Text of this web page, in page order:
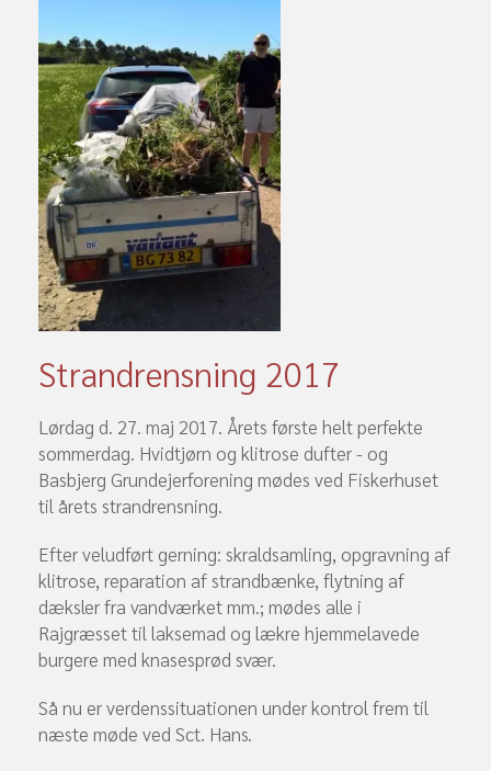
Strandrensning 2017
Lørdag d. 27. maj 2017. Årets første helt perfekte
sommerdag. Hvidtjørn og klitrose dufter - og
Basbjerg Grundejerforening mødes ved Fiskerhuset
til årets strandrensning.
Efter veludført gerning: skraldsamling, opgravning af
klitrose, reparation af strandbænke, flytning af
dæksler fra vandværket mm.; mødes alle i
Rajgræsset til laksemad og lækre hjemmelavede
burgere med knasesprød svær.
Så nu er verdenssituationen under kontrol frem til
næste møde ved Sct. Hans.